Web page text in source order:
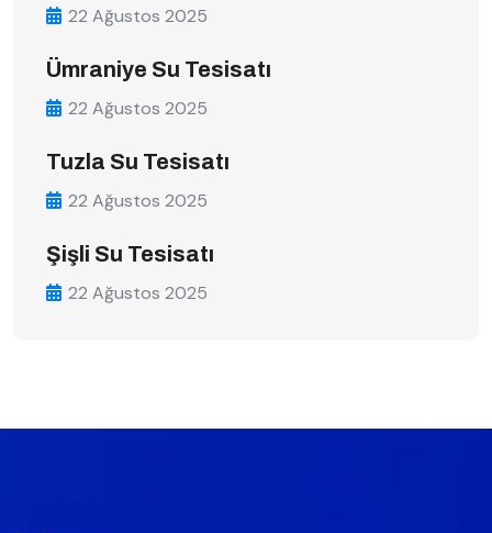
22 Ağustos 2025
Ümraniye Su Tesisatı
22 Ağustos 2025
Tuzla Su Tesisatı
22 Ağustos 2025
Şişli Su Tesisatı
22 Ağustos 2025